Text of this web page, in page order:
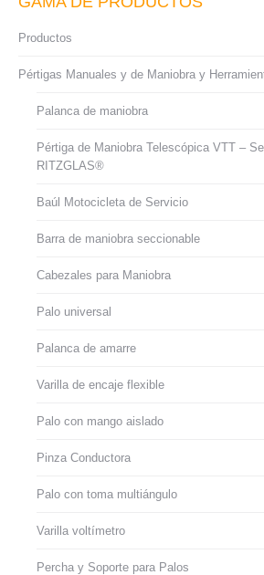
Productos
Pértigas Manuales y de Maniobra y
Palanca de maniobra
Pértiga de Maniobra Telescópica VTT –
RITZGLAS®
Baúl Motocicleta de Servicio
Barra de maniobra seccionable
Cabezales para Maniobra
Palo universal
Palanca de amarre
Varilla de encaje flexible
Palo con mango aislado
Pinza Conductora
Palo con toma multiángulo
Varilla voltímetro
Percha y Soporte para Palos